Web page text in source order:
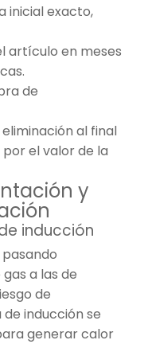
inicial exacto,
artículo en meses
de
al final
el valor de la
y
inducción
a las de
de
inducción se
generar calor